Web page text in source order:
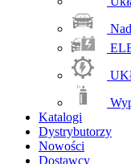
Katalogi
Dystrybutorzy
Nowości
Dostawcy